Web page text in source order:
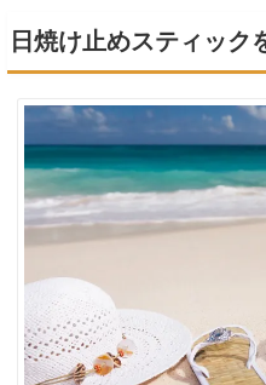
日焼け止めスティック